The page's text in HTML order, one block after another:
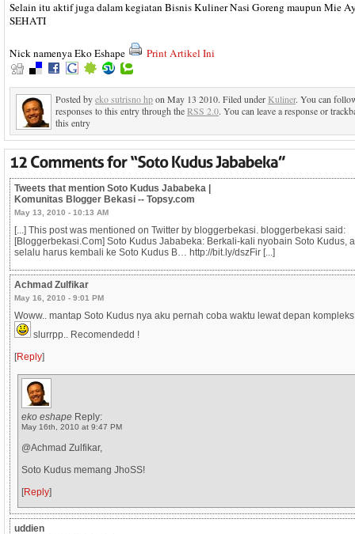
Selain itu aktif juga dalam kegiatan Bisnis Kuliner Nasi Goreng maupun Mie
SEHATI
Nick namenya Eko Eshape Print Artikel Ini
Posted byeko sutrisno hpon May 13 2010. Filed under Kuliner. You can
responses to this entry through theRSS 2.0. You can leave a response or
this entry
Tweets that mention Soto Kudus Jababeka |
Komunitas Blogger Bekasi -- Topsy.com
May 13, 2010 - 10:13 AM
[...] This post was mentioned on Twitter by bloggerbekasi. bloggerbekasi said:
[Bloggerbekasi.Com] Soto Kudus Jababeka: Berkali-kali nyobain Soto Kudus,
selalu harus kembali ke Soto Kudus B… http://bit.ly/dszFir [...]
Achmad Zulfikar
May 16, 2010 - 9:01 PM
Woww.. mantap Soto Kudus nya aku pernah coba waktu lewat depan
slurrpp.. Recomendedd !
[Reply]
eko eshape Reply:
May 16th, 2010 at 9:47 PM
@Achmad Zulfikar,
Soto Kudus memang JhoSS!
[Reply]
uddien